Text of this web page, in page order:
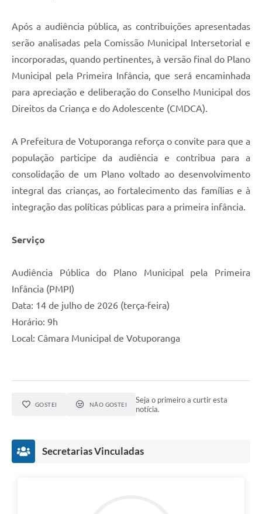
Após a audiência pública, as contribuições apresentadas
serão analisadas pela Comissão Municipal Intersetorial e
incorporadas, quando pertinentes, à versão final do Plano
Municipal pela Primeira Infância, que será encaminhada
para apreciação e deliberação do Conselho Municipal dos
Direitos da Criança e do Adolescente (CMDCA).
A Prefeitura de Votuporanga reforça o convite para que a
população participe da audiência e contribua para a
consolidação de um Plano voltado ao desenvolvimento
integral das crianças, ao fortalecimento das famílias e à
integração das políticas públicas para a primeira infância.
Serviço
Audiência Pública do Plano Municipal pela Primeira
Infância (PMPI)
Data: 14 de julho de 2026 (terça-feira)
Horário: 9h
Local: Câmara Municipal de Votuporanga
GOSTEI NÃO GOSTEI
Seja o primeiro a curtir esta
notícia.
Secretarias Vinculadas